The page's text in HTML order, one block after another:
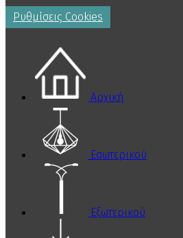
Ρυθμίσεις Cookies
Αρχική
Εσωτερικού
Εξωτερικού